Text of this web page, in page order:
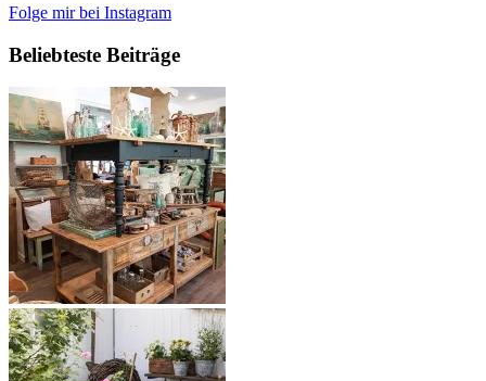
Folge mir bei Instagram
Beliebteste Beiträge